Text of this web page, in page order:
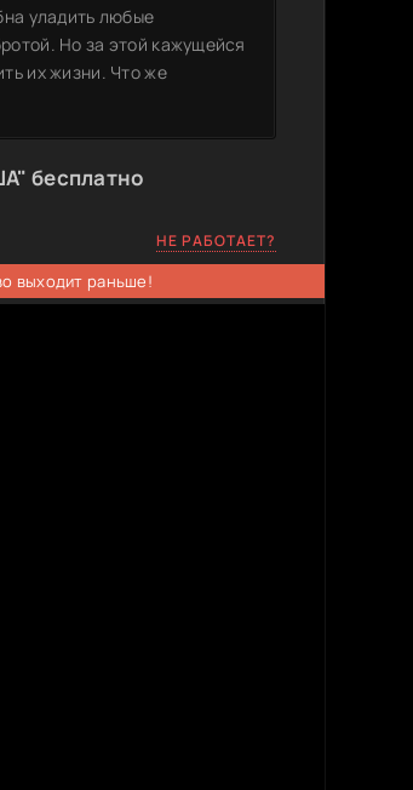
уладить любые
Но за этой кажущейся
их жизни. Что же
бесплатно
НЕ РАБОТАЕТ?
выходит раньше!